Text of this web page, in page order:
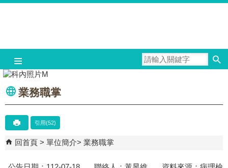
業務職掌
引用(52)
回首頁 單位簡介 業務職掌